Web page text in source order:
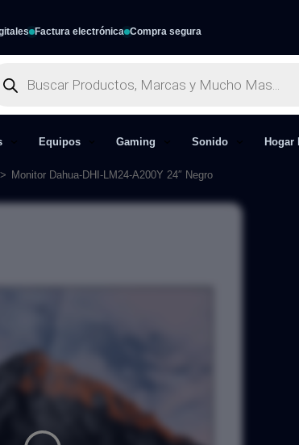
Factura electrónica Compra segura
Equipos Gaming Sonido Hogar
> Monitor Dahua-DHI-LM24-A200Y 24″ Negro